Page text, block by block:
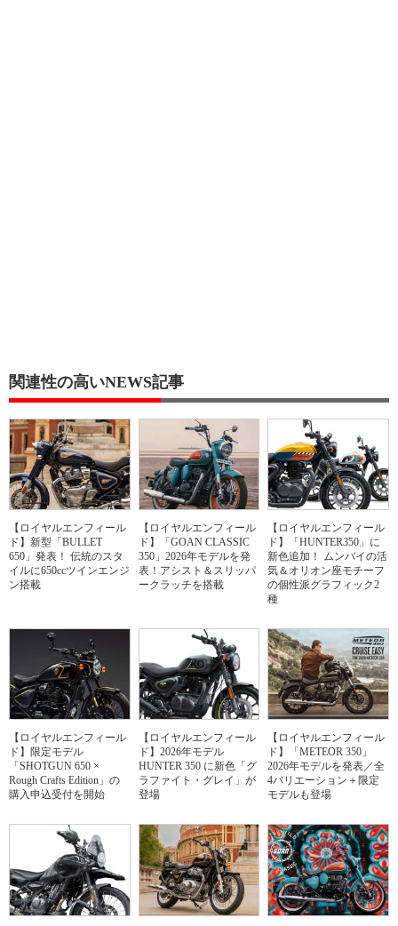
関連性の高いNEWS記事
【ロイヤルエンフィール
ド】新型「BULLET
650」発表！ 伝統のスタ
イルに650ccツインエンジ
ン搭載
【ロイヤルエンフィール
ド】「GOAN CLASSIC
350」2026年モデルを発
表！アシスト＆スリッパ
ークラッチを搭載
【ロイヤルエンフィール
ド】「HUNTER350」に
新色追加！ ムンバイの活
気＆オリオン座モチーフ
の個性派グラフィック2
種
【ロイヤルエンフィール
ド】限定モデル
「SHOTGUN 650 ×
Rough Crafts Edition」の
購入申込受付を開始
【ロイヤルエンフィール
ド】2026年モデル
HUNTER 350 に新色「グ
ラファイト・グレイ」が
登場
【ロイヤルエンフィール
ド】「METEOR 350」
2026年モデルを発表／全
4バリエーション＋限定
モデルも登場